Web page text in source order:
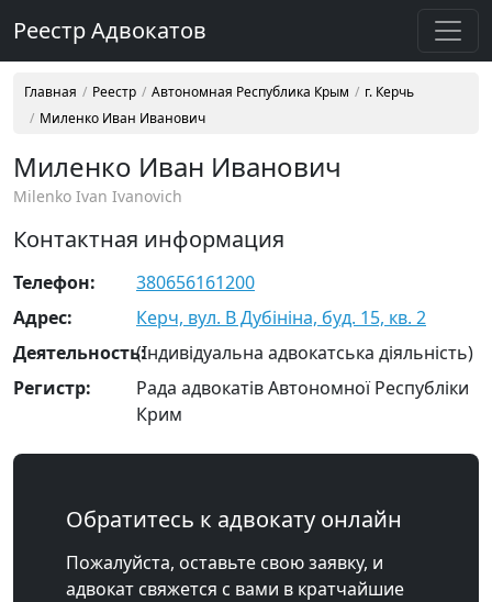
Реестр Адвокатов
Главная Реестр Автономная Республика Крым
г. Керчь
Миленко Иван Иванович
Миленко Иван Иванович
Milenko Ivan Ivanovich
Контактная информация
Телефон:
380656161200
Адрес:
Керч, вул. В Дубініна, буд. 15, кв. 2
Деятельность:(Індивідуальна адвокатська діяльність)
Регистр:
Рада адвокатів Автономної Республіки
Крим
Обратитесь к адвокату онлайн
Пожалуйста, оставьте свою заявку, и
адвокат свяжется с вами в кратчайшие